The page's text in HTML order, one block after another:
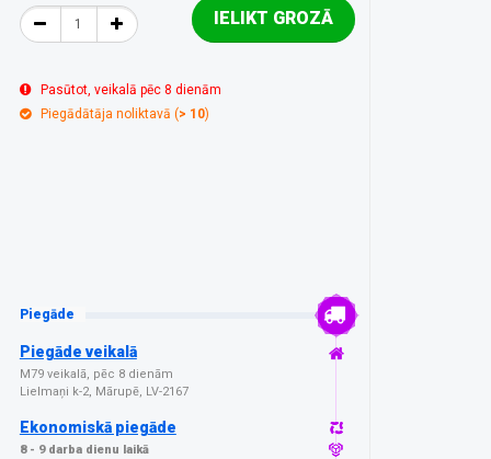
IELIKT GROZĀ
Pasūtot, veikalā pēc 8 dienām
Piegādātāja noliktavā (> 10)
Piegāde
Piegāde veikalā
M79 veikalā, pēc 8 dienām
Lielmaņi k-2, Mārupē, LV-2167
Ekonomiskā piegāde
8 - 9 darba dienu laikā